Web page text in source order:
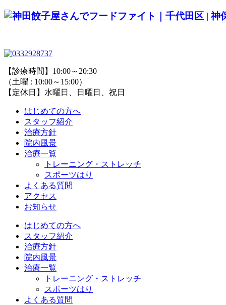
【診療時間】10:00～20:30
（土曜 : 10:00～15:00）
【定休日】水曜日、日曜日、祝日
はじめての方へ
スタッフ紹介
治療方針
院内風景
治療一覧
トレーニング・ストレッチ
スポーツはり
よくある質問
アクセス
お知らせ
はじめての方へ
スタッフ紹介
治療方針
院内風景
治療一覧
トレーニング・ストレッチ
スポーツはり
よくある質問